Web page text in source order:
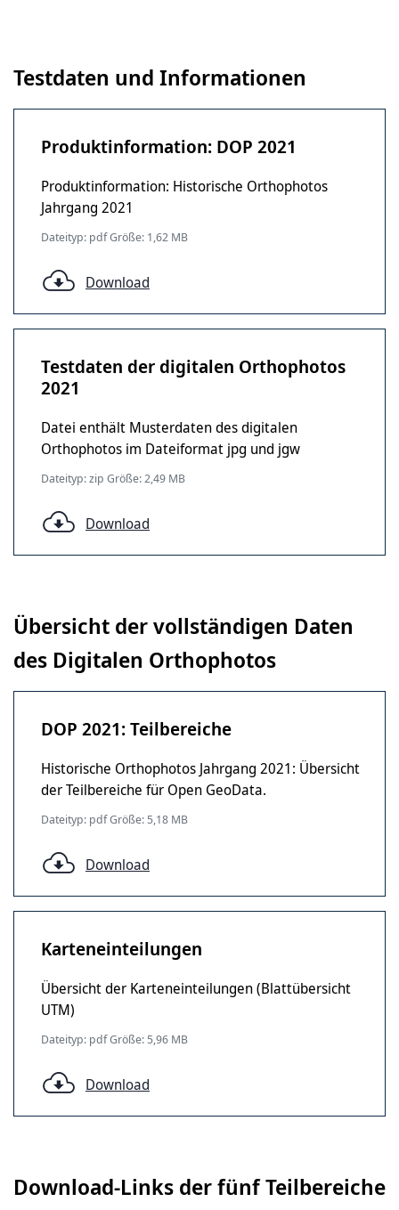
Testdaten und Informationen
Produktinformation: DOP 2021
Produktinformation: Historische Orthophotos
Jahrgang 2021
Dateityp: pdf Größe: 1,62 MB
Download
Testdaten der digitalen Orthophotos
2021
Datei enthält Musterdaten des digitalen
Orthophotos im Dateiformat jpg und jgw
Dateityp: zip Größe: 2,49 MB
Download
Übersicht der vollständigen Daten
des Digitalen Orthophotos
DOP 2021: Teilbereiche
Historische Orthophotos Jahrgang 2021: Übersicht
der Teilbereiche für Open GeoData.
Dateityp: pdf Größe: 5,18 MB
Download
Karteneinteilungen
Übersicht der Karteneinteilungen (Blattübersicht
UTM)
Dateityp: pdf Größe: 5,96 MB
Download
Download-Links der fünf Teilbereiche